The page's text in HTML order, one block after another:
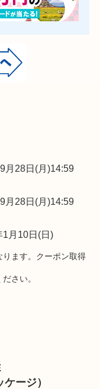
月28日(月)14:59
月28日(月)14:59
1月10日(日)
ります。クーポン取得
さい。
ージ）